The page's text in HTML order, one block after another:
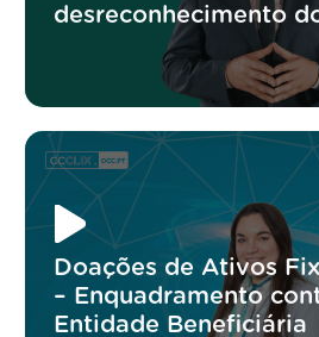
desreconhecimento
Doações de Ativos
– Enquadramento
Entidade Beneficiária